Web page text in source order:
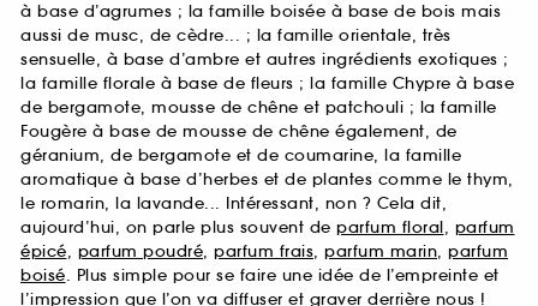
à base d’agrumes ; la famille boisée à base de bois mais
aussi de musc, de cèdre... ; la famille orientale, très
sensuelle, à base d’ambre et autres ingrédients exotiques ;
la famille florale à base de fleurs ; la famille Chypre à base
de bergamote, mousse de chêne et patchouli ; la famille
Fougère à base de mousse de chêne également, de
géranium, de bergamote et de coumarine, la famille
aromatique à base d’herbes et de plantes comme le thym,
le romarin, la lavande... Intéressant, non ? Cela dit,
aujourd’hui, on parle plus souvent de parfum floral, parfum
épicé, parfum poudré, parfum frais, parfum marin, parfum
boisé. Plus simple pour se faire une idée de l’empreinte et
l’impression que l’on va diffuser et graver derrière nous !